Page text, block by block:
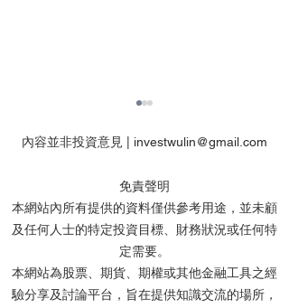
【特工】恒指何時才讓我
改變看法?港股watchlist走
勢策略update
內容並非投資意見 | investwulin@gmail.com
免責聲明
本網站內所有提供的資料僅供參考用途，並未顧
及任何人士的特定投資目標、財務狀況或任何特
定需要。
本網站為股票、期貨、期權或其他金融工具之經
驗分享及討論平台，旨在提供知識交流的場所，